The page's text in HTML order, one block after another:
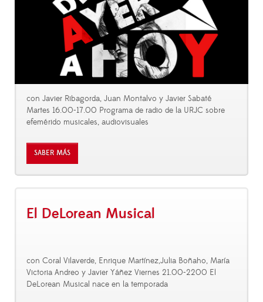
con Javier Ribagorda, Juan Montalvo y Javier Sabaté
Martes 16.00-17.00 Programa de radio de la URJC sobre
efemérido musicales, audiovisuales
SABER MÁS
El DeLorean Musical
con Coral Vilaverde, Enrique Martínez,Julia Boñaho, María
Victoria Andreo y Javier Yáñez Viernes 21.00-2200 El
DeLorean Musical nace en la temporada